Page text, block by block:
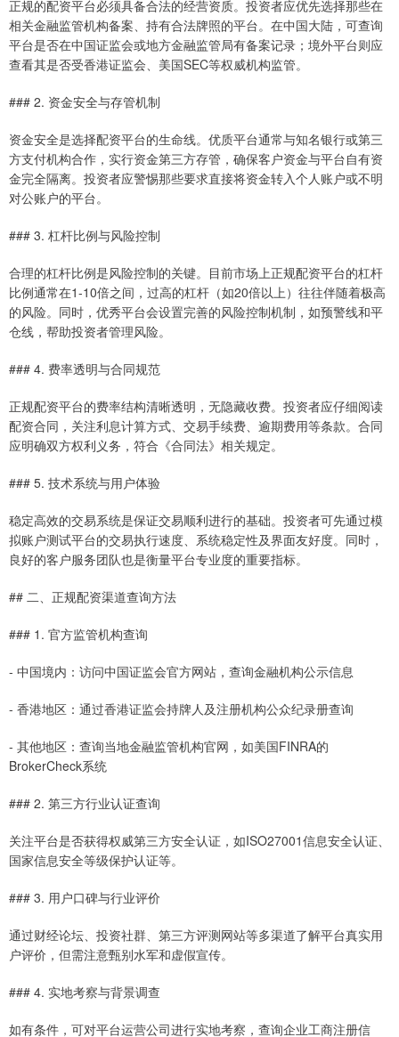
正规的配资平台必须具备合法的经营资质。投资者应优先选择那些在
相关金融监管机构备案、持有合法牌照的平台。在中国大陆，可查询
平台是否在中国证监会或地方金融监管局有备案记录；境外平台则应
查看其是否受香港证监会、美国SEC等权威机构监管。
### 2. 资金安全与存管机制
资金安全是选择配资平台的生命线。优质平台通常与知名银行或第三
方支付机构合作，实行资金第三方存管，确保客户资金与平台自有资
金完全隔离。投资者应警惕那些要求直接将资金转入个人账户或不明
对公账户的平台。
### 3. 杠杆比例与风险控制
合理的杠杆比例是风险控制的关键。目前市场上正规配资平台的杠杆
比例通常在1-10倍之间，过高的杠杆（如20倍以上）往往伴随着极高
的风险。同时，优秀平台会设置完善的风险控制机制，如预警线和平
仓线，帮助投资者管理风险。
### 4. 费率透明与合同规范
正规配资平台的费率结构清晰透明，无隐藏收费。投资者应仔细阅读
配资合同，关注利息计算方式、交易手续费、逾期费用等条款。合同
应明确双方权利义务，符合《合同法》相关规定。
### 5. 技术系统与用户体验
稳定高效的交易系统是保证交易顺利进行的基础。投资者可先通过模
拟账户测试平台的交易执行速度、系统稳定性及界面友好度。同时，
良好的客户服务团队也是衡量平台专业度的重要指标。
## 二、正规配资渠道查询方法
### 1. 官方监管机构查询
- 中国境内：访问中国证监会官方网站，查询金融机构公示信息
- 香港地区：通过香港证监会持牌人及注册机构公众纪录册查询
- 其他地区：查询当地金融监管机构官网，如美国FINRA的
BrokerCheck系统
### 2. 第三方行业认证查询
关注平台是否获得权威第三方安全认证，如ISO27001信息安全认证、
国家信息安全等级保护认证等。
### 3. 用户口碑与行业评价
通过财经论坛、投资社群、第三方评测网站等多渠道了解平台真实用
户评价，但需注意甄别水军和虚假宣传。
### 4. 实地考察与背景调查
如有条件，可对平台运营公司进行实地考察，查询企业工商注册信